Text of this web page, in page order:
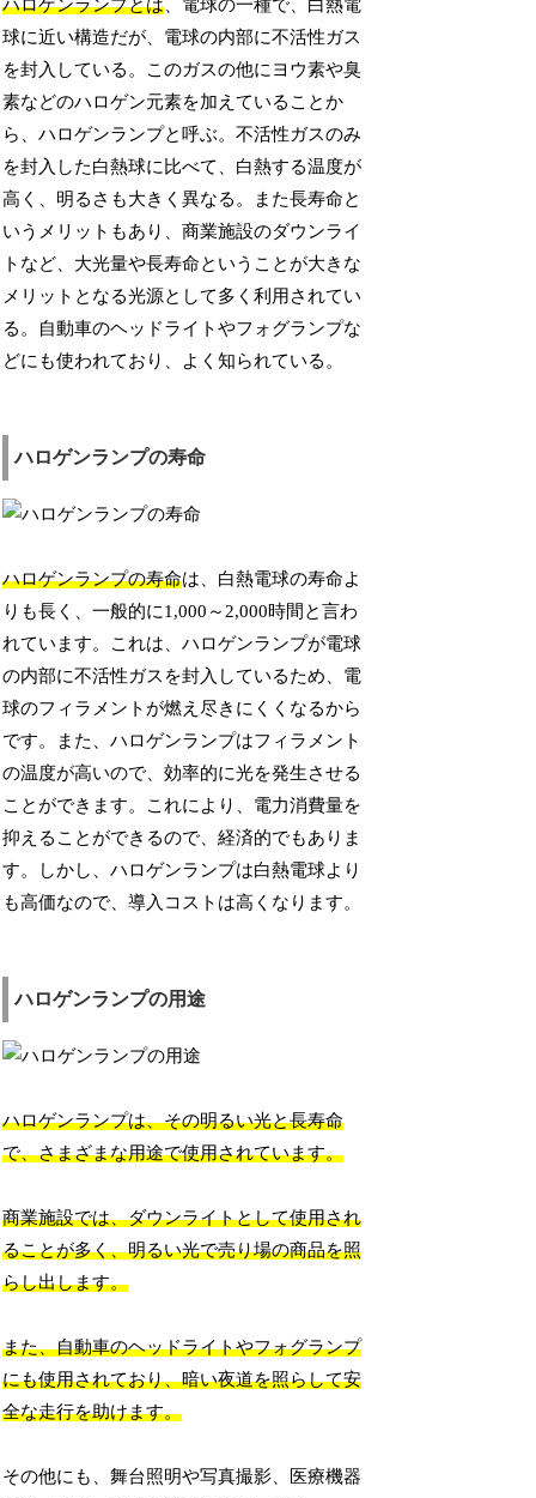
ハロゲンランプとは、電球の一種で、白熱電
球に近い構造だが、電球の内部に不活性ガス
を封入している。このガスの他にヨウ素や臭
素などのハロゲン元素を加えていることか
ら、ハロゲンランプと呼ぶ。不活性ガスのみ
を封入した白熱球に比べて、白熱する温度が
高く、明るさも大きく異なる。また長寿命と
いうメリットもあり、商業施設のダウンライ
トなど、大光量や長寿命ということが大きな
メリットとなる光源として多く利用されてい
る。自動車のヘッドライトやフォグランプな
どにも使われており、よく知られている。
ハロゲンランプの寿命
ハロゲンランプの寿命は、白熱電球の寿命よ
りも長く、一般的に1,000～2,000時間と言わ
れています。これは、ハロゲンランプが電球
の内部に不活性ガスを封入しているため、電
球のフィラメントが燃え尽きにくくなるから
です。また、ハロゲンランプはフィラメント
の温度が高いので、効率的に光を発生させる
ことができます。これにより、電力消費量を
抑えることができるので、経済的でもありま
す。しかし、ハロゲンランプは白熱電球より
も高価なので、導入コストは高くなります。
ハロゲンランプの用途
ハロゲンランプは、その明るい光と長寿命
で、さまざまな用途で使用されています。
商業施設では、ダウンライトとして使用され
ることが多く、明るい光で売り場の商品を照
らし出します。
また、自動車のヘッドライトやフォグランプ
にも使用されており、暗い夜道を照らして安
全な走行を助けます。
その他にも、舞台照明や写真撮影、医療機器